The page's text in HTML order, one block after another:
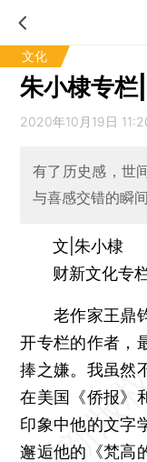
文化
朱小棣专
2020年10月19日
有了历史感，世
与喜感交错的瞬间
文|朱小棣
财新文化专
老作家王鼎钧
开专栏的作者，
捧之嫌。我虽然
在美国《侨报》
印象中他的文字
邂逅他的《梵高